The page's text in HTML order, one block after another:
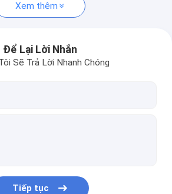
thủy lực
lực
Xem thêm
Để Lại Lời Nhắn
Sẽ Trả Lời Nhanh Chóng
Tiếp tục